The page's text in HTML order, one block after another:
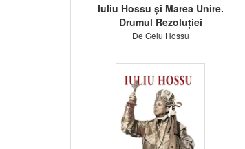
Iuliu Hossu și Marea Unire.
Drumul Rezoluției
De Gelu Hossu